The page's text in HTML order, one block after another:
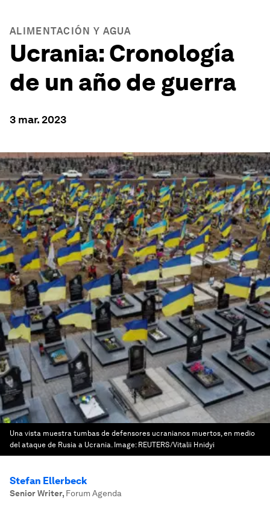
ALIMENTACIÓN Y AGUA
Ucrania: Cronología
de un año de guerra
3 mar. 2023
Una vista muestra tumbas de defensores ucranianos muertos, en medio
del ataque de Rusia a Ucrania. Image: REUTERS/Vitalii Hnidyi
Stefan Ellerbeck
Senior Writer, Forum Agenda